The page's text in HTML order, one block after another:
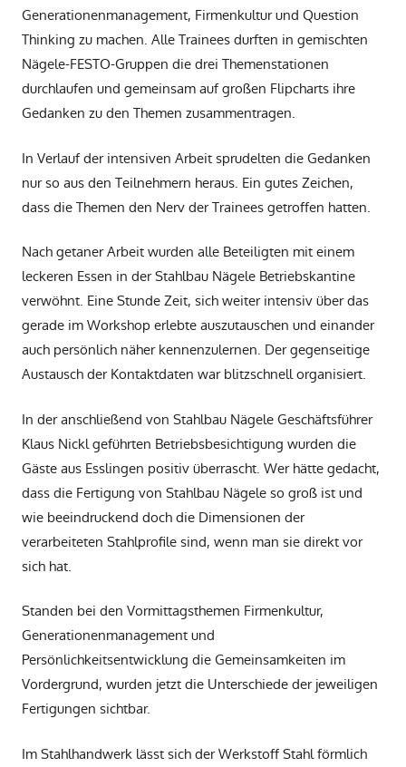
Generationenmanagement, Firmenkultur und Question
Thinking zu machen. Alle Trainees durften in gemischten
Nägele-FESTO-Gruppen die drei Themenstationen
durchlaufen und gemeinsam auf großen Flipcharts ihre
Gedanken zu den Themen zusammentragen.
In Verlauf der intensiven Arbeit sprudelten die Gedanken
nur so aus den Teilnehmern heraus. Ein gutes Zeichen,
dass die Themen den Nerv der Trainees getroffen hatten.
Nach getaner Arbeit wurden alle Beteiligten mit einem
leckeren Essen in der Stahlbau Nägele Betriebskantine
verwöhnt. Eine Stunde Zeit, sich weiter intensiv über das
gerade im Workshop erlebte auszutauschen und einander
auch persönlich näher kennenzulernen. Der gegenseitige
Austausch der Kontaktdaten war blitzschnell organisiert.
In der anschließend von Stahlbau Nägele Geschäftsführer
Klaus Nickl geführten Betriebsbesichtigung wurden die
Gäste aus Esslingen positiv überrascht. Wer hätte gedacht,
dass die Fertigung von Stahlbau Nägele so groß ist und
wie beeindruckend doch die Dimensionen der
verarbeiteten Stahlprofile sind, wenn man sie direkt vor
sich hat.
Standen bei den Vormittagsthemen Firmenkultur,
Generationenmanagement und
Persönlichkeitsentwicklung die Gemeinsamkeiten im
Vordergrund, wurden jetzt die Unterschiede der jeweiligen
Fertigungen sichtbar.
Im Stahlhandwerk lässt sich der Werkstoff Stahl förmlich